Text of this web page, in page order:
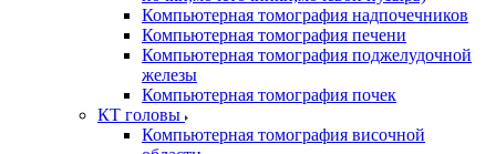
Компьютерная томография надпочечников
Компьютерная томография печени
Компьютерная томография поджелудочной
железы
Компьютерная томография почек
КТ головы
Компьютерная томография височной